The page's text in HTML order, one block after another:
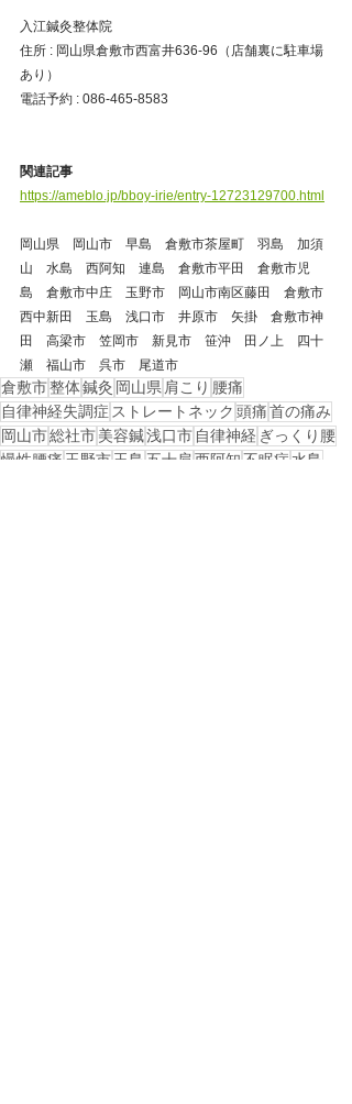
入江鍼灸整体院
住所 : 岡山県倉敷市西富井636-96（店舗裏に駐車場
あり）
電話予約 : 086-465-8583
関連記事
https://ameblo.jp/bboy-irie/entry-12723129700.html
岡山県　岡山市　早島　倉敷市茶屋町　羽島　加須
山　水島　西阿知　連島　倉敷市平田　倉敷市児
島　倉敷市中庄　玉野市　岡山市南区藤田　倉敷市
西中新田　玉島　浅口市　井原市　矢掛　倉敷市神
田　高梁市　笠岡市　新見市　笹沖　田ノ上　四十
瀬　福山市　呉市　尾道市
倉敷市整体鍼灸 岡山県 肩こり 腰痛
自律神経失調症 ストレートネック 頭痛首の痛み
岡山市総社市美容鍼浅口市 自律神経 ぎっくり腰
慢性腰痛 玉野市玉島 五十肩西阿知不眠症 水島